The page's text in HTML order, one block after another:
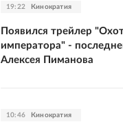
19:22 Кинократия
Появился трейлер
императора" -
Алексея Пиманова
10:46 Кинократия